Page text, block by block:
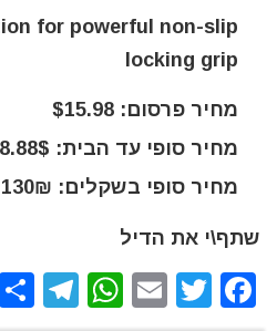
for powerful non-slip
locking grip
מחיר פרסום: $15.98
מחיר סופי עד הבית: 38.88$
מחיר סופי בשקלים: 130₪
שתף\י את הדיל
F
T
E
W
T